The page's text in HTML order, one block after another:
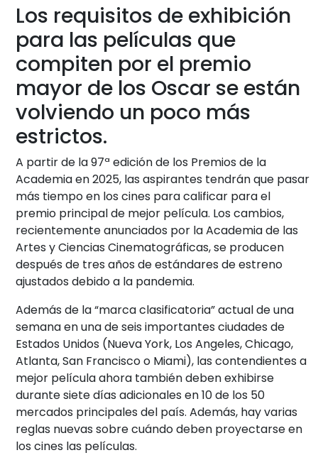
Los requisitos de exhibición
para las películas que
compiten por el premio
mayor de los Oscar se están
volviendo un poco más
estrictos.
A partir de la 97ª edición de los Premios de la
Academia en 2025, las aspirantes tendrán que pasar
más tiempo en los cines para calificar para el
premio principal de mejor película. Los cambios,
recientemente anunciados por la Academia de las
Artes y Ciencias Cinematográficas, se producen
después de tres años de estándares de estreno
ajustados debido a la pandemia.
Además de la “marca clasificatoria” actual de una
semana en una de seis importantes ciudades de
Estados Unidos (Nueva York, Los Angeles, Chicago,
Atlanta, San Francisco o Miami), las contendientes a
mejor película ahora también deben exhibirse
durante siete días adicionales en 10 de los 50
mercados principales del país. Además, hay varias
reglas nuevas sobre cuándo deben proyectarse en
los cines las películas.